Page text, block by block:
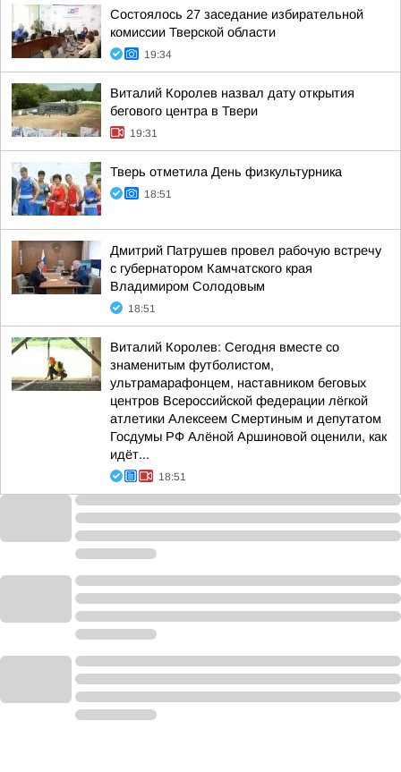
Состоялось 27 заседание избирательной
комиссии Тверской области
19:34
Виталий Королев назвал дату открытия
бегового центра в Твери
19:31
Тверь отметила День физкультурника
18:51
Дмитрий Патрушев провел рабочую встречу
с губернатором Камчатского края
Владимиром Солодовым
18:51
Виталий Королев: Сегодня вместе со
знаменитым футболистом,
ультрамарафонцем, наставником беговых
центров Всероссийской федерации лёгкой
атлетики Алексеем Смертиным и депутатом
Госдумы РФ Алёной Аршиновой оценили, как
идёт...
18:51